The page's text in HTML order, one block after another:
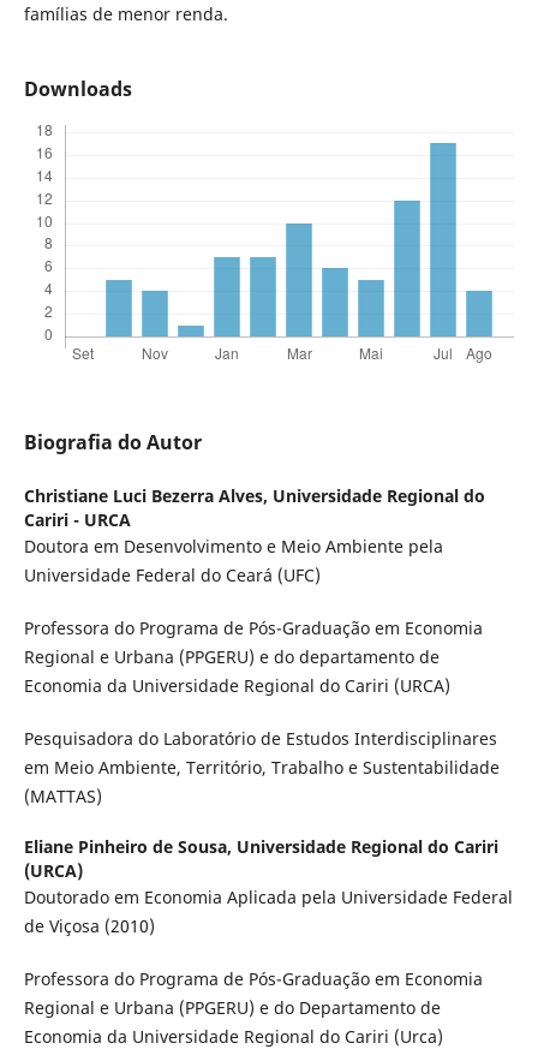
famílias de menor renda.
Downloads
Biografia do Autor
Christiane Luci Bezerra Alves, Universidade Regional do
Cariri - URCA
Doutora em Desenvolvimento e Meio Ambiente pela
Universidade Federal do Ceará (UFC)
Professora do Programa de Pós-Graduação em Economia
Regional e Urbana (PPGERU) e do departamento de
Economia da Universidade Regional do Cariri (URCA)
Pesquisadora do Laboratório de Estudos Interdisciplinares
em Meio Ambiente, Território, Trabalho e Sustentabilidade
(MATTAS)
Eliane Pinheiro de Sousa, Universidade Regional do Cariri
(URCA)
Doutorado em Economia Aplicada pela Universidade Federal
de Viçosa (2010)
Professora do Programa de Pós-Graduação em Economia
Regional e Urbana (PPGERU) e do Departamento de
Economia da Universidade Regional do Cariri (Urca)